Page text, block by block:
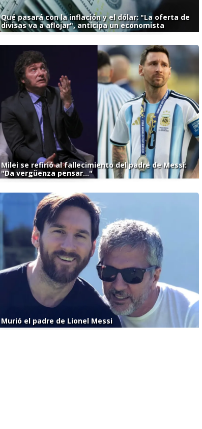
Qué pasará con la inflación y el dólar: "La oferta de
divisas va a aflojar", anticipa un economista
Milei se refirió al fallecimiento del padre de Messi:
"Da vergüenza pensar..."
Murió el padre de Lionel Messi